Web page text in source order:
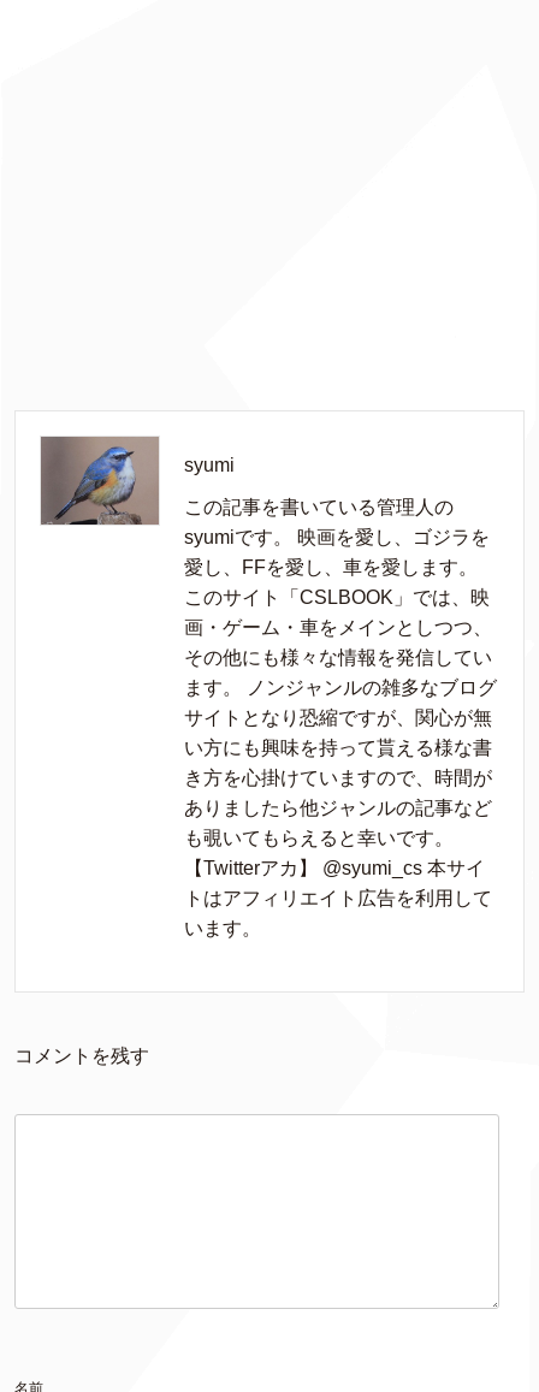
syumi
この記事を書いている管理人の
syumiです。 映画を愛し、ゴジラを
愛し、FFを愛し、車を愛します。
このサイト「CSLBOOK」では、映
画・ゲーム・車をメインとしつつ、
その他にも様々な情報を発信してい
ます。 ノンジャンルの雑多なブログ
サイトとなり恐縮ですが、関心が無
い方にも興味を持って貰える様な書
き方を心掛けていますので、時間が
ありましたら他ジャンルの記事など
も覗いてもらえると幸いです。
【Twitterアカ】 @syumi_cs 本サイ
トはアフィリエイト広告を利用して
います。
コメントを残す
名前